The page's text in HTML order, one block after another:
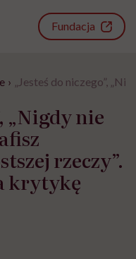
Fundacja
› „Jesteś do niczego”,
„Nigdy nie
rzeczy”.
krytykę